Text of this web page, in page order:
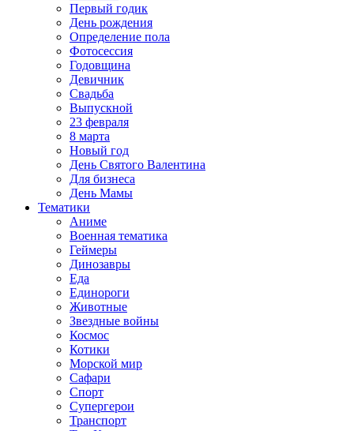
Первый годик
День рождения
Определение пола
Фотосессия
Годовщина
Девичник
Свадьба
Выпускной
23 февраля
8 марта
Новый год
День Святого Валентина
Для бизнеса
День Мамы
Тематики
Аниме
Военная тематика
Геймеры
Динозавры
Еда
Единороги
Животные
Звездные войны
Космос
Котики
Морской мир
Сафари
Спорт
Супергерои
Транспорт